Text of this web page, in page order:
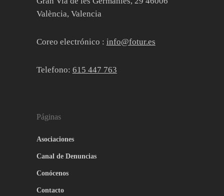
València, Valencia
Coreo electrónico : info@fotur.es
Telefono: 615 447 763
Páginas
Asociaciones
Canal de Denuncias
Conócenos
Contacto